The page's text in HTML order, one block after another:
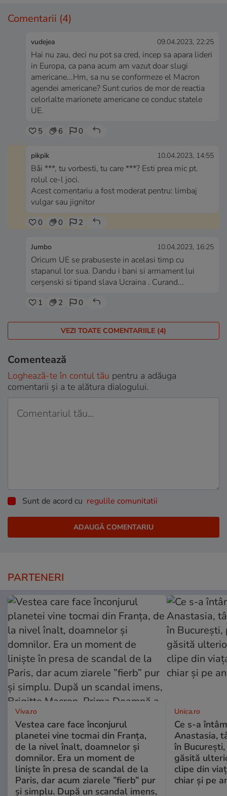
Comentarii (4)
vudejea 09.04.2023, 22:25
Hai nu zau, deci nu pot sa cred, incep sa apara lideri
in Europa, ca pana acum am vazut doar slugi
americane...Hm, sa nu se conformeze el Macron
agendei americane? Sunt curios de mor de reactia
celorlalte marionete americane ce conduc statele
UE.
5 6 0
pikpik 10.04.2023, 14:55
Båi ***, tu vorbesti, tu care ***? Esti prea mic pt.
rolul ce-l joci.
Acest comentariu a fost moderat pentru: limbaj
vulgar sau jignitor
0 0 2
Jumbo 10.04.2023, 16:25
Oricum UE se prabuseste in acelasi timp cu
stapanul lor sua. Dandu i bani si armament lui
cerșenski si tipand slava Ucraina . Curand...
1 2 0
VEZI TOATE COMENTARIILE (4)
Comentează
Loghează-te în contul tău pentru a adăuga
comentarii și a te alătura dialogului.
Sunt de acord cu regulile comunitatii
PARTENERI
Viva.ro
Vestea care face înconjurul
planetei vine tocmai din Franța,
de la nivel înalt, doamnelor și
domnilor. Era un moment de
liniște în presa de scandal de la
Paris, dar acum ziarele ”fierb” pur
și simplu. După un scandal imens,
Unica.ro
Ce s-a
Anastasia,
în
găsită
clipe din
chiar și pe